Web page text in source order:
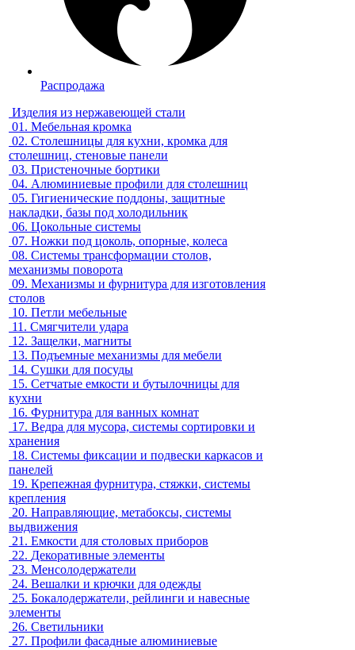
Распродажа
Изделия из нержавеющей стали
01. Мебельная кромка
02. Столешницы для кухни, кромка для
столешниц, стеновые панели
03. Пристеночные бортики
04. Алюминиевые профили для столешниц
05. Гигиенические поддоны, защитные
накладки, базы под холодильник
06. Цокольные системы
07. Ножки под цоколь, опорные, колеса
08. Системы трансформации столов,
механизмы поворота
09. Механизмы и фурнитура для изготовления
столов
10. Петли мебельные
11. Смягчители удара
12. Защелки, магниты
13. Подъемные механизмы для мебели
14. Сушки для посуды
15. Сетчатые емкости и бутылочницы для
кухни
16. Фурнитура для ванных комнат
17. Ведра для мусора, системы сортировки и
хранения
18. Системы фиксации и подвески каркасов и
панелей
19. Крепежная фурнитура, стяжки, системы
крепления
20. Направляющие, метабоксы, системы
выдвижения
21. Емкости для столовых приборов
22. Декоративные элементы
23. Менсолодержатели
24. Вешалки и крючки для одежды
25. Бокалодержатели, рейлинги и навесные
элементы
26. Светильники
27. Профили фасадные алюминиевые